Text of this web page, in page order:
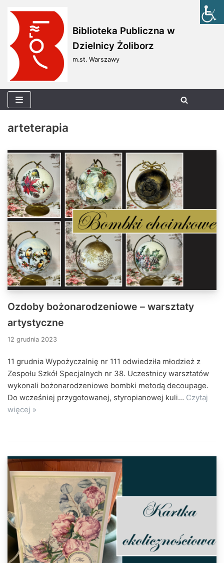
Skocz
do
treści
Biblioteka Publiczna w
Dzielnicy Żoliborz
m.st. Warszawy
arteterapia
Ozdoby bożonarodzeniowe – warsztaty
artystyczne
12 grudnia 2023
11 grudnia Wypożyczalnię nr 111 odwiedziła młodzież z
Zespołu Szkół Specjalnych nr 38. Uczestnicy warsztatów
wykonali bożonarodzeniowe bombki metodą decoupage.
Do wcześniej przygotowanej, styropianowej kuli… Czytaj
więcej »